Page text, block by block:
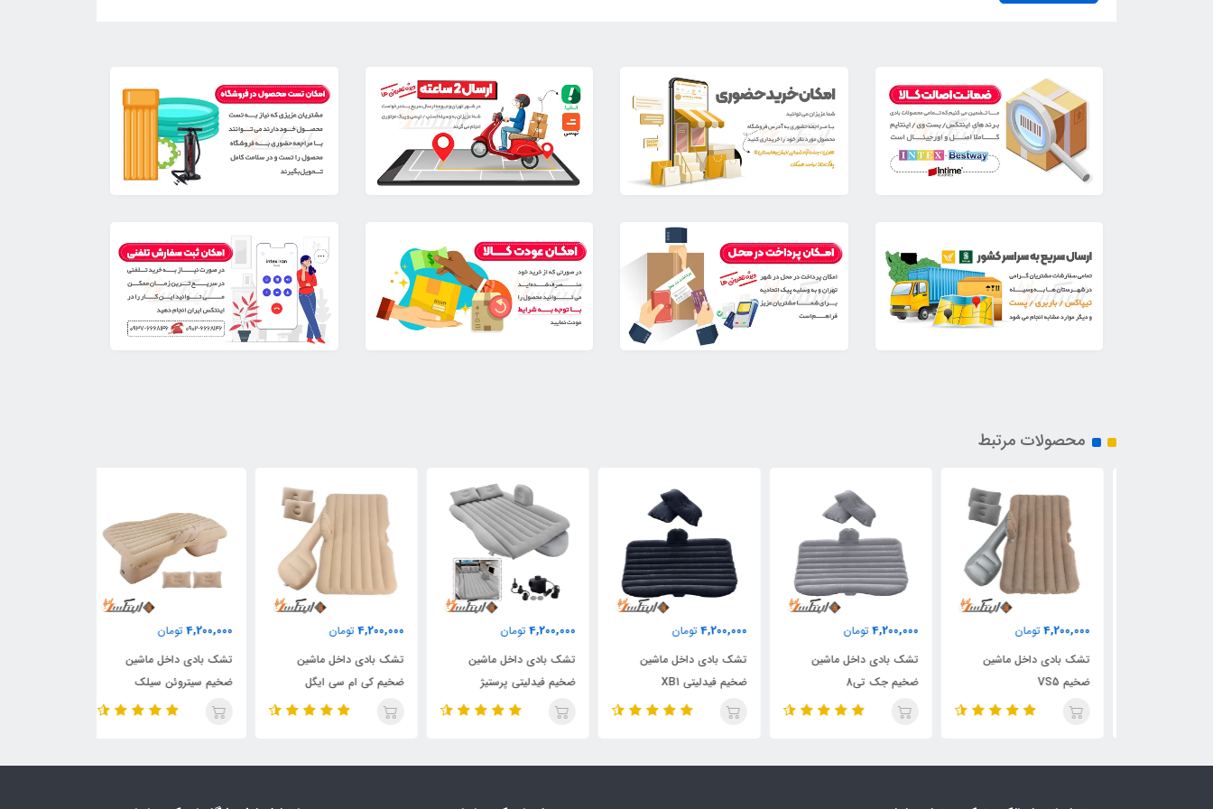
محصولات مرتبط
4,200,000 تومان
تشک بادی داخل ماشین
ضخیم VS5
4,200,000 تومان
تشک بادی داخل ماشین
ضخیم جک تی8
4,200,000 تومان
تشک بادی داخل ماشین
ضخیم فیدلیتی XB1
4,200,000 تومان
تشک بادی داخل ماشین
ضخیم فیدلیتی پرستیژ
4,200,000 تومان
تشک بادی داخل ماشین
ضخیم کی ام سی ایگل
4,200,000 تومان
تشک بادی داخل ماشین
ضخیم سیتروئن سیلک